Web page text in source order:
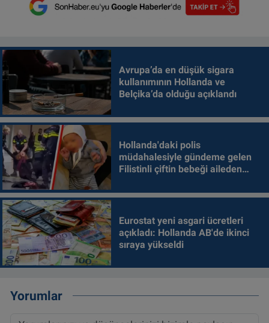
Avrupa’da en düşük sigara
kullanımının Hollanda ve
Belçika’da olduğu açıklandı
Hollanda'daki polis
müdahalesiyle gündeme gelen
Filistinli çiftin bebeği aileden
Eurostat yeni asgari ücretleri
açıkladı: Hollanda AB'de ikinci
sıraya yükseldi
Yorumlar